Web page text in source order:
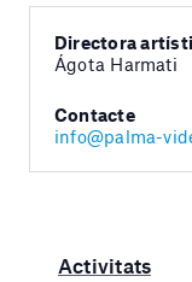
Directora
Ágota Harmati
Contacte
info@palma-
Activitats